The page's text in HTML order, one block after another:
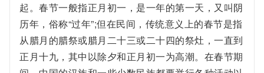
起。春节一般指正月初一，是一年的第一天，又叫阴
历年，俗称“过年”;但在民间，传统意义上的春节是指
从腊月的腊祭或腊月二十三或二十四的祭灶，一直到
正月十九，其中以除夕和正月初一为高潮。在春节期